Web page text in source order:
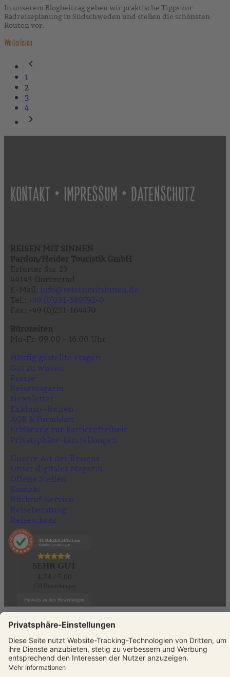
In unserem Blogbeitrag geben wir praktische Tipps zur
Radreiseplanung in Südschweden und stellen die schönsten
Routen vor.
Weiterlesen
1
2
3
4
KONTAKT • IMPRESSUM • DATENSCHUTZ
info@reisenmitsinnen.de
+49 (0)231-589792-0
Häufig gestellte Fragen
Gut zu wissen
Presse
Reisemagazin
Newsletter
Exklusiv-Reisen
AGB & Formblatt
Erklärung zur Barrierefreiheit
Privatsphäre-Einstellungen
Unsere Art des Reisens
Unser digitales Magazin
Offene Stellen
Kontakt
Rückruf-Service
Reiseberatung
Reiseschutz
AUSGEZEICHNET.org
Kundenbewertungen
Hinweis zu den Bewertungen
KONTAKT